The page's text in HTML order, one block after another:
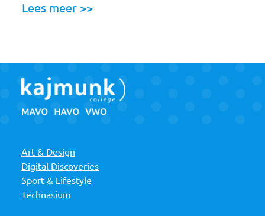
Lees meer >>
Art & Design
Digital Discoveries
Sport & Lifestyle
Technasium